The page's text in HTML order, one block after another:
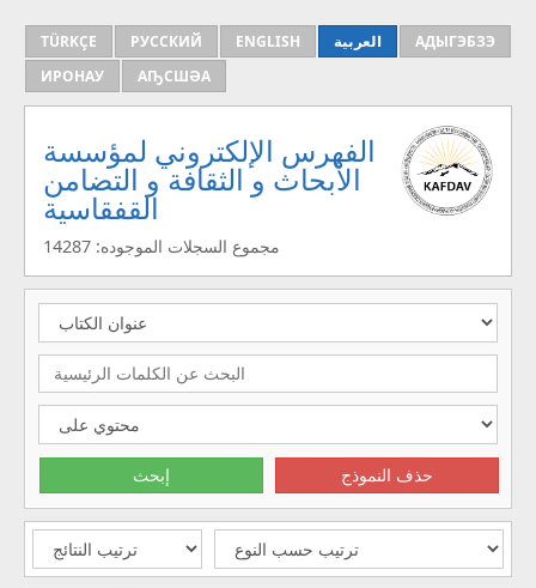
TÜRKÇE РУССКИЙ ENGLISH العربية
АДЫГЭБЗЭ
ИРОНАУ
АҦСШӘА
الفهرس الإلكتروني لمؤسسة
الأبحاث و الثقافة و التضامن
القفقاسية
مجموع السجلات الموجوده: 14287